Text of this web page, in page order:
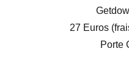
27 Euros
Porte